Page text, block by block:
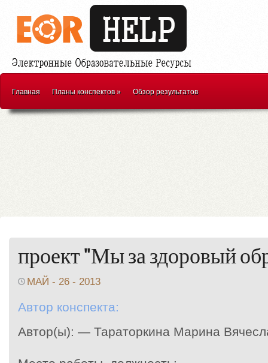
Главная Планы конспектов» Обзор результатов
проект "Мы за здоровый
МАЙ - 26 - 2013
Автор конспекта:
Автор(ы): — Тараторкина Марина